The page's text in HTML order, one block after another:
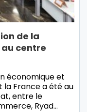
de la
centre
économique et
France a été au
entre le
Ryad…